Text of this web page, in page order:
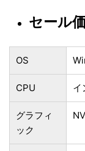
セール
OS
CPU イ
グラフィ
ック